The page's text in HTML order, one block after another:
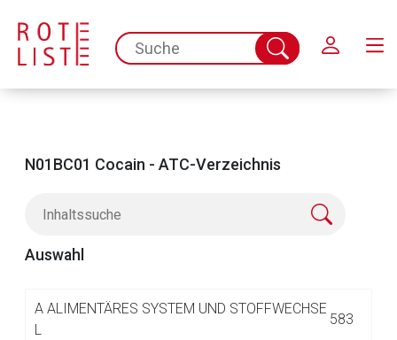
spc.search.input.placeholder
Suche
abschicken
N01BC01 Cocain - ATC-Verzeichnis
Auswahl
A ALIMENTÄRES SYSTEM UND STOFFWECHSE
L
583
Aufruf einer externen Seite